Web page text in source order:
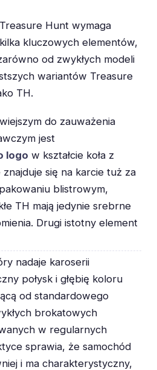
Hunt wymaga
kluczowych elementów,
od zwykłych modeli
wariantów Treasure
TH.
do zauważenia
jest
logo w kształcie koła z
znajduje się na karcie tuż za
blistrowym,
TH mają jedynie srebrne
Drugi istotny element
nadaje karoserii
połysk i głębię koloru
od standardowego
brokatowych
w regularnych
sprawia, że samochód
i ma charakterystyczny,